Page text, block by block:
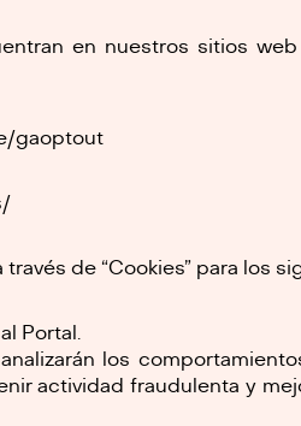
en nuestros sitios
gaoptout
de “Cookies” para los
Portal.
los
actividad fraudulenta y